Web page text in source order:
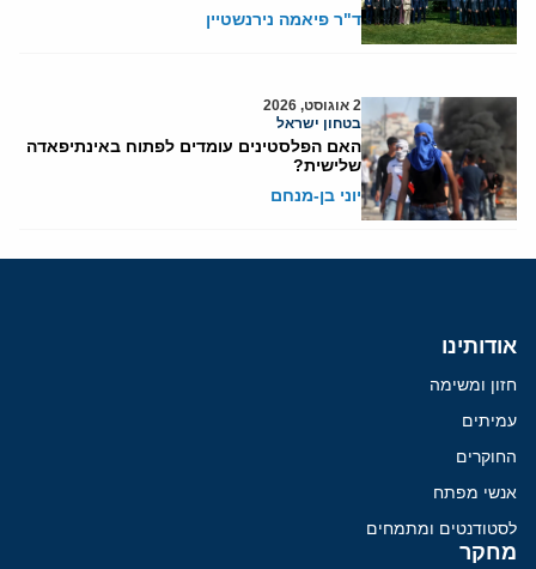
ד"ר פיאמה נירנשטיין
2 אוגוסט, 2026
בטחון ישראל
האם הפלסטינים עומדים לפתוח באינתיפאדה
שלישית?
יוני בן-מנחם
אודותינו
חזון ומשימה
עמיתים
החוקרים
אנשי מפתח
לסטודנטים ומתמחים
מחקר